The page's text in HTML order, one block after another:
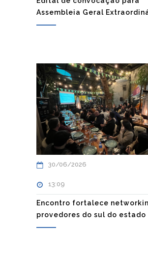
Assembleia Geral
30/06/2026
13:09
Encontro fortalece
provedores do sul do estado